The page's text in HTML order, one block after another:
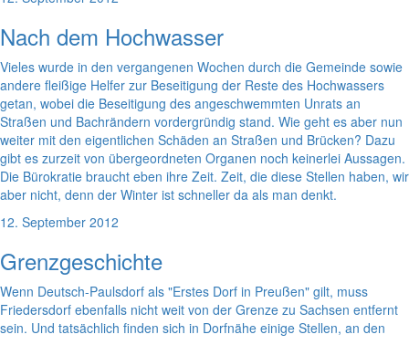
Nach dem Hochwasser
Vieles wurde in den vergangenen Wochen durch die Gemeinde sowie
andere fleißige Helfer zur Beseitigung der Reste des Hochwassers
getan, wobei die Beseitigung des angeschwemmten Unrats an
Straßen und Bachrändern vordergründig stand. Wie geht es aber nun
weiter mit den eigentlichen Schäden an Straßen und Brücken? Dazu
gibt es zurzeit von übergeordneten Organen noch keinerlei Aussagen.
Die Bürokratie braucht eben ihre Zeit. Zeit, die diese Stellen haben, wir
aber nicht, denn der Winter ist schneller da als man denkt.
12. September 2012
Grenzgeschichte
Wenn Deutsch-Paulsdorf als "Erstes Dorf in Preußen" gilt, muss
Friedersdorf ebenfalls nicht weit von der Grenze zu Sachsen entfernt
sein. Und tatsächlich finden sich in Dorfnähe einige Stellen, an den